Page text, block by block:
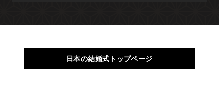
日本の結婚式トップページ